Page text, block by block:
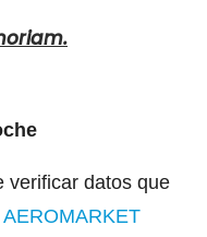
verificar datos que
AEROMARKET